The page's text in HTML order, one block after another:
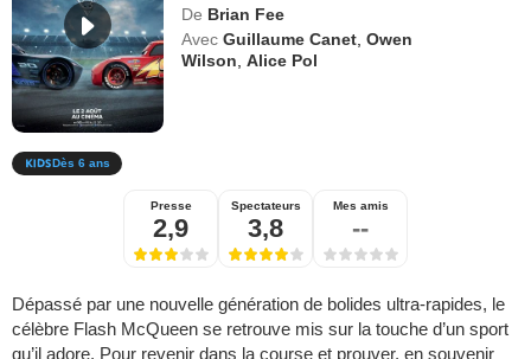
De Brian Fee
Avec Guillaume Canet ,Owen
Wilson ,Alice Pol
Dès 6 ans
Presse
2,9
Spectateurs
3,8
Mes amis
--
Dépassé par une nouvelle génération de bolides ultra-rapides, le
célèbre Flash McQueen se retrouve mis sur la touche d’un sport
qu’il adore. Pour revenir dans la course et prouver, en souvenir